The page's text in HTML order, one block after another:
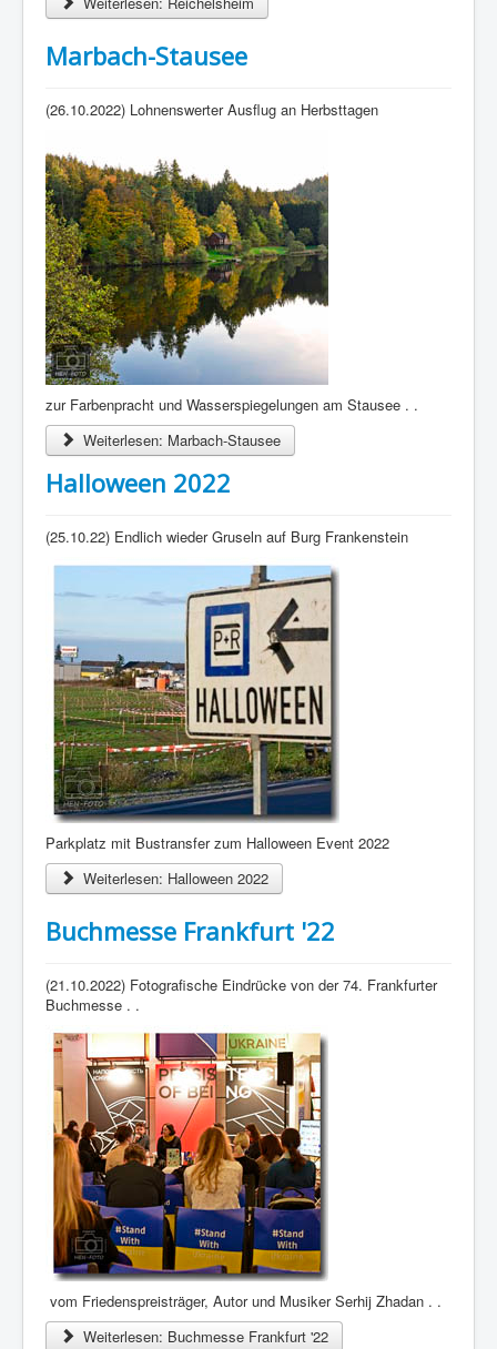
Marbach-Stausee
(26.10.2022) Lohnenswerter Ausflug an Herbsttagen
zur Farbenpracht und Wasserspiegelungen am Stausee . .
Weiterlesen: Marbach-Stausee
Halloween 2022
(25.10.22) Endlich wieder Gruseln auf Burg Frankenstein
Parkplatz mit Bustransfer zum Halloween Event 2022
Weiterlesen: Halloween 2022
Buchmesse Frankfurt '22
(21.10.2022) Fotografische Eindrücke von der 74. Frankfurter
Buchmesse . .
vom Friedenspreisträger, Autor und Musiker Serhij Zhadan . .
Weiterlesen: Buchmesse Frankfurt '22